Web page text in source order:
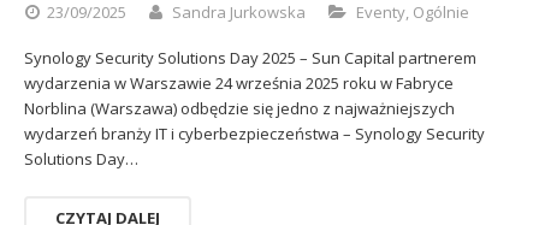
23/09/2025 Sandra Jurkowska Eventy, Ogólnie
Synology Security Solutions Day 2025 – Sun Capital partnerem
wydarzenia w Warszawie 24 września 2025 roku w Fabryce
Norblina (Warszawa) odbędzie się jedno z najważniejszych
wydarzeń branży IT i cyberbezpieczeństwa – Synology Security
Solutions Day…
CZYTAJ DALEJ